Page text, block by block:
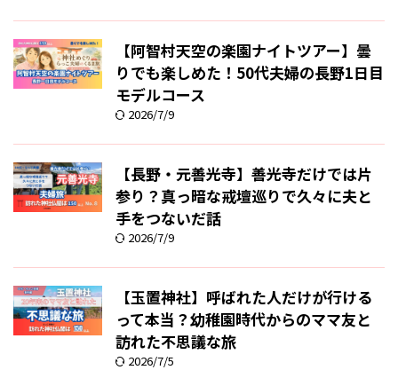
【阿智村天空の楽園ナイトツアー】曇
りでも楽しめた！50代夫婦の長野1日目
モデルコース
2026/7/9
【長野・元善光寺】善光寺だけでは片
参り？真っ暗な戒壇巡りで久々に夫と
手をつないだ話
2026/7/9
【玉置神社】呼ばれた人だけが行ける
って本当？幼稚園時代からのママ友と
訪れた不思議な旅
2026/7/5